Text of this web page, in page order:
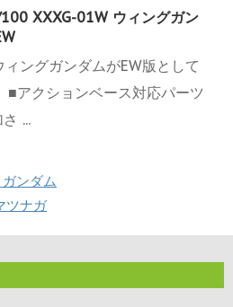
XXXG-01W ウィングガン
ィングガンダムがEW版として
■アクションベース対応パーツ
...
ンダム
ツナガ